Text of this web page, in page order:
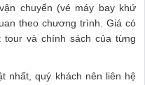
chuyển (vé máy bay khứ
theo chương trình. Giá có
và chính sách của từng
nhất, quý khách nên liên hệ